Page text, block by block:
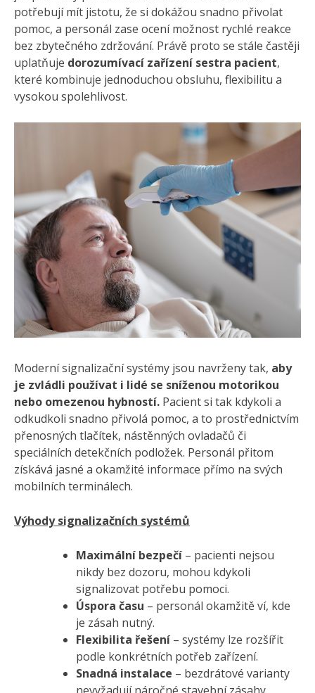
potřebují mít jistotu, že si dokážou snadno přivolat
pomoc, a personál zase ocení možnost rychlé reakce
bez zbytečného zdržování. Právě proto se stále častěji
uplatňuje dorozumívací zařízení sestra pacient,
které kombinuje jednoduchou obsluhu, flexibilitu a
vysokou spolehlivost.
Moderní signalizační systémy jsou navrženy tak, aby
je zvládli používat i lidé se sníženou motorikou
nebo omezenou hybností. Pacient si tak kdykoli a
odkudkoli snadno přivolá pomoc, a to prostřednictvím
přenosných tlačítek, nástěnných ovladačů či
speciálních detekčních podložek. Personál přitom
získává jasné a okamžité informace přímo na svých
mobilních terminálech.
Výhody signalizačních systémů
Maximální bezpečí – pacienti nejsou
nikdy bez dozoru, mohou kdykoli
signalizovat potřebu pomoci.
Úspora času – personál okamžitě ví, kde
je zásah nutný.
Flexibilita řešení – systémy lze rozšířit
podle konkrétních potřeb zařízení.
Snadná instalace – bezdrátové varianty